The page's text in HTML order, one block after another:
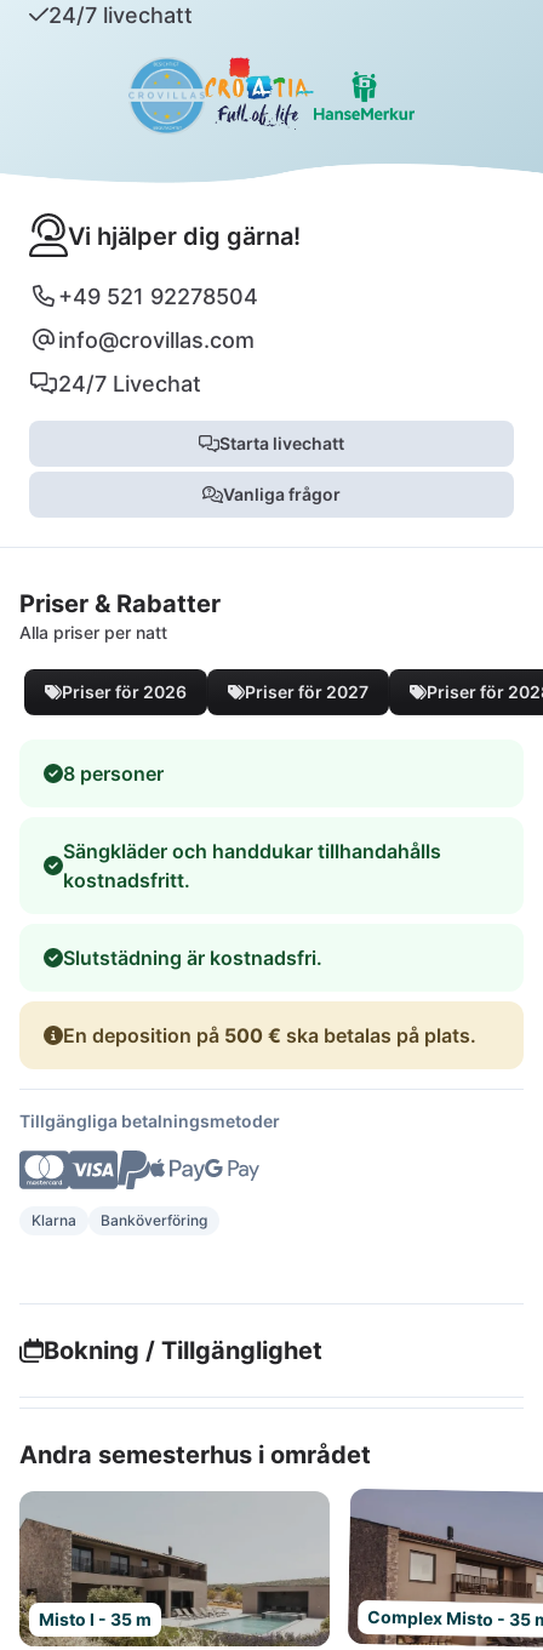
24/7 livechatt
Vi hjälper dig gärna!
+49 521 92278504
info@crovillas.com
24/7 Livechat
Starta livechatt
Vanliga frågor
Priser & Rabatter
Alla priser per natt
Priser för 2026 Priser för 2027 Priser för
8 personer
Sängkläder och handdukar tillhandahålls
kostnadsfritt.
Slutstädning är kostnadsfri.
En deposition på 500 € ska betalas på plats.
Tillgängliga betalningsmetoder
Klarna Banköverföring
Bokning / Tillgänglighet
Andra semesterhus i området
Misto I - 35 m Complex Misto - 35